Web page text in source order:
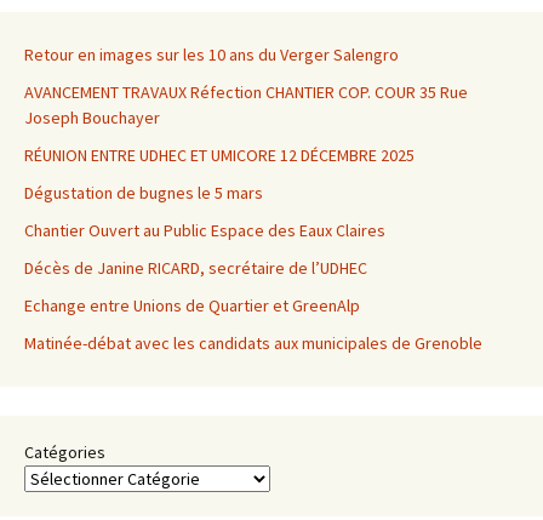
des
articles
Retour en images sur les 10 ans du Verger Salengro
AVANCEMENT TRAVAUX Réfection CHANTIER COP. COUR 35 Rue
Joseph Bouchayer
RÉUNION ENTRE UDHEC ET UMICORE 12 DÉCEMBRE 2025
Dégustation de bugnes le 5 mars
Chantier Ouvert au Public Espace des Eaux Claires
Décès de Janine RICARD, secrétaire de l’UDHEC
Echange entre Unions de Quartier et GreenAlp
Matinée-débat avec les candidats aux municipales de Grenoble
Catégories